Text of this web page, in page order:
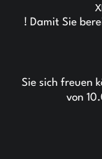
! Damit Sie
Sie sich freuen
von